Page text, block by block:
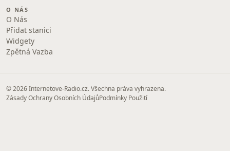
O NÁS
O Nás
Přidat stanici
Widgety
Zpětná Vazba
© 2026 Internetove-Radio.cz. Všechna práva vyhrazena.
Zásady Ochrany Osobních ÚdajůPodmínky Použití